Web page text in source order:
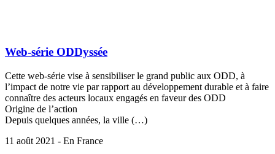
Web-série ODDyssée
Cette web-série vise à sensibiliser le grand public aux ODD, à
l’impact de notre vie par rapport au développement durable et à faire
connaître des acteurs locaux engagés en faveur des ODD
Origine de l’action
Depuis quelques années, la ville (…)
11 août 2021 - En France